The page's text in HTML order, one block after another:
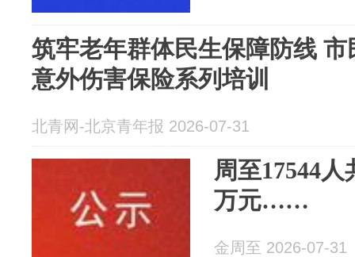
筑牢老年群体民生保障防线
意外伤害保险系列培训
北青网-北京青年报 2026-07-31
周至17544人
万元……
金周至 2026-07-31